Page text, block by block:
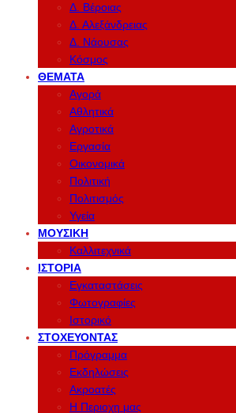
Δ. Βέροιας
Δ. Αλεξάνδρειας
Δ. Νάουσας
Κόσμος
ΘΈΜΑΤΑ
Αγορά
Αθλητικά
Αγροτικά
Εργασία
Οικονομικά
Πολιτική
Πολιτισμός
Υγεία
ΜΟΥΣΙΚΉ
Καλλιτεχνικά
ΙΣΤΟΡΊΑ
Εγκαταστάσεις
Φωτογραφίες
Ιστορικό
ΣΤΟΧΕΎΟΝΤΑΣ
Πρόγραμμα
Εκδηλώσεις
Ακροατές
Η Περιοχη μας